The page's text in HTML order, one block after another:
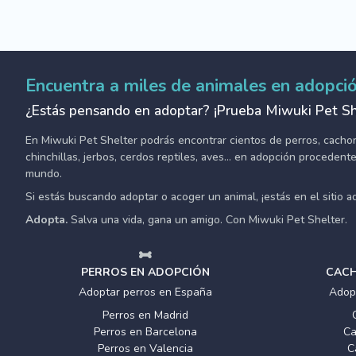
Encuentra a miles de animales en
¿Estás pensando en adoptar? ¡Prueba Miwuki Pet
En Miwuki Pet Shelter podrás encontrar cientos de perros,
chinchillas, jerbos, cerdos reptiles, aves... en adopción
mundo.
Si estás buscando adoptar o acoger un animal, ¡estás en el sitio
Adopta. Salva una vida, gana un amigo. Con Miwuki Pet Shelter.
PERROS EN ADOPCIÓN
Adoptar perros en España
Perros en Madrid
Perros en Barcelona
Perros en Valencia